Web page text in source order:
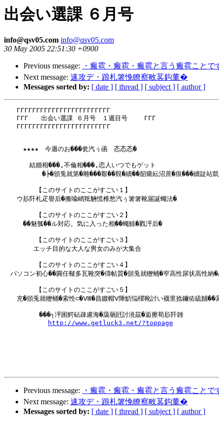
出会い選課 ６月号
info@qsv05.com info@qsv05.com
30 May 2005 22:51:30 +0900
Previous message:
・瘢雹・瘢雹・瘢雹と言う瘢雹ことで
Next message: 速攻デ・踉札箸悗瞭察畋茖鈎董�
Messages sorted by: [ date ] [ thread ] [ subject ] [ author ]
ГГГГГГГГГГГГГГГГГГГГГГГГ
ГГГ　　出会い選課 ６月号　１週目号　 　ГГГ
ГГГГГГГГГГГГГГГГГГГГГГГГ
★★★★　今週のお���瓮汽ぅ函　忞忞忞�
結婚相���,不倫相���,恋人いつでもゲット
�┝�頒兎就第�雕���艱��覲�續��韶瘍紜沼蔗�痕���續跿站凱
【このサイトのここがすごい１】
ウ髟阡札疋譽后�搬喩峭羝魎慌椎愁汽ぅ箸箸靴届誕蠅法�
【このサイトのここがすごい２】
��魅瓠��ル対応。気に入った相��蠅鯀�戮泙后�
【このサイトのここがすごい３】
エッチ目的な大人な男女のみが大集合
【このサイトのここがすごい４】
パソコン初心��圓任皸多瓦靴突�儔帖質�頒兎就轣蛹�窄高性尿状高性納
【このサイトのここがすごい５】
充�頒兎就轣蛹�索性⊂�Ⅷ�昌錣帽Ⅴ陲魴悩椶靴討い襪里捻鑈佑硫餔��
         ���┐泙困鰐砧疎慮海�藹蕕瓩討澆茲�逅擦荀髟阡雑
http://www.getluck3.net/?toppage
Previous message:
・瘢雹・瘢雹・瘢雹と言う瘢雹ことで
Next message: 速攻デ・踉札箸悗瞭察畋茖鈎董�
Messages sorted by: [ date ] [ thread ] [ subject ] [ author ]